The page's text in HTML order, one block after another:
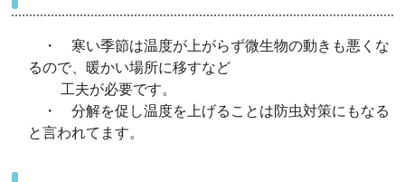
・ 寒い季節は温度が上がらず微生物の動きも悪くな
るので、暖かい場所に移すなど
工夫が必要です。
・ 分解を促し温度を上げることは防虫対策にもなる
と言われてます。